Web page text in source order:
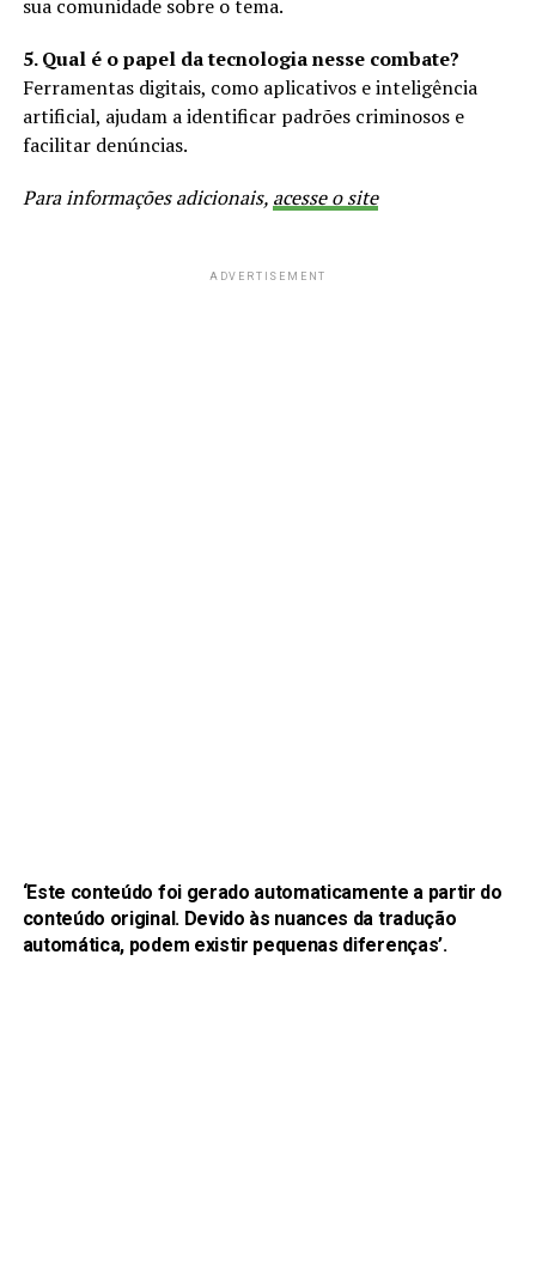
sua comunidade sobre o tema.
5. Qual é o papel da tecnologia nesse combate?
Ferramentas digitais, como aplicativos e inteligência
artificial, ajudam a identificar padrões criminosos e
facilitar denúncias.
Para informações adicionais, acesse o site
ADVERTISEMENT
‘Este conteúdo foi gerado automaticamente a partir do
conteúdo original. Devido às nuances da tradução
automática, podem existir pequenas diferenças’.